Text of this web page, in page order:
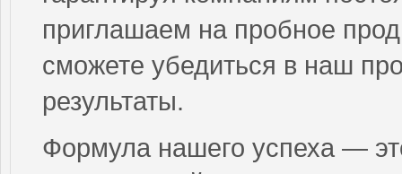
приглашаем на пробное
сможете убедиться в наш
результаты.
Формула нашего успеха —